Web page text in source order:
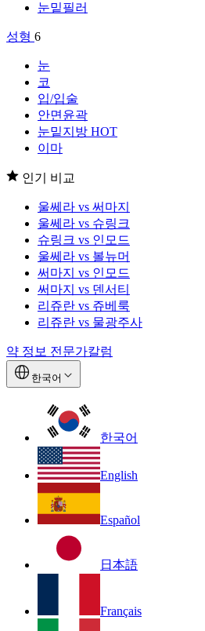
눈밑필러
성형 6
눈
코
입/입술
안면윤곽
눈밑지방 HOT
이마
인기 비교
울쎄라 vs 써마지
울쎄라 vs 슈링크
슈링크 vs 인모드
울쎄라 vs 볼뉴머
써마지 vs 인모드
써마지 vs 덴서티
리쥬란 vs 쥬베룩
리쥬란 vs 물광주사
약 정보 전문가칼럼
한국어
한국어
English
Español
日本語
Français